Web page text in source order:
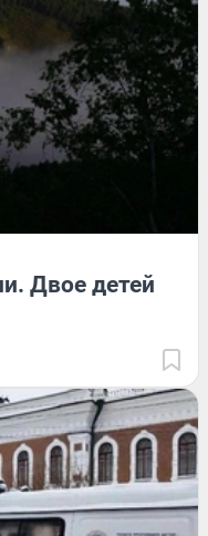
Двое детей